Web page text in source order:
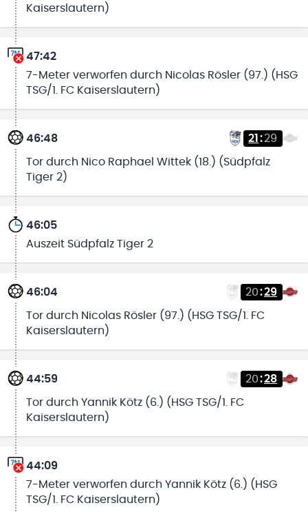
Kaiserslautern)
47:42
7-Meter verworfen durch Nicolas Rösler (97.) (HSG
TSG/1. FC Kaiserslautern)
46:48 21 :29
Tor durch Nico Raphael Wittek (18.) (Südpfalz
Tiger 2)
46:05
Auszeit Südpfalz Tiger 2
46:04 20:29
Tor durch Nicolas Rösler (97.) (HSG TSG/1. FC
Kaiserslautern)
44:59 20:28
Tor durch Yannik Kötz (6.) (HSG TSG/1. FC
Kaiserslautern)
44:09
7-Meter verworfen durch Yannik Kötz (6.) (HSG
TSG/1. FC Kaiserslautern)